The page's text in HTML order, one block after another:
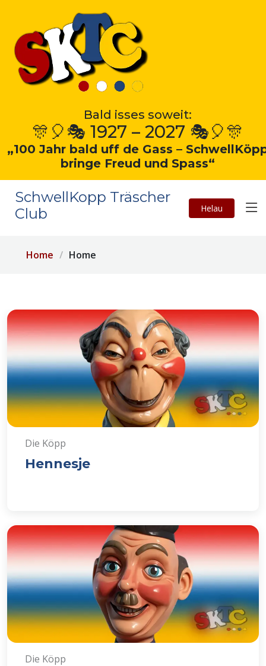
Bald isses soweit:
🎊🎈🎭 1927 – 2027 🎭🎈🎊
„100 Jahr bald uff de Gass –
bringe Freud und Spass“
SchwellKopp Träscher
Club
Helau
Home Home
Die Köpp
Hennesje
Die Köpp